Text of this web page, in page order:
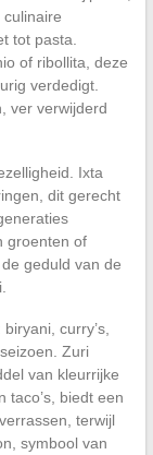
tot pasta.
of ribollita, deze
verdedigt.
ver verwijderd
Ixta
dit gerecht
groenten of
geduld van de
curry’s,
Zuri
van kleurrijke
taco’s, biedt een
terwijl
symbool van